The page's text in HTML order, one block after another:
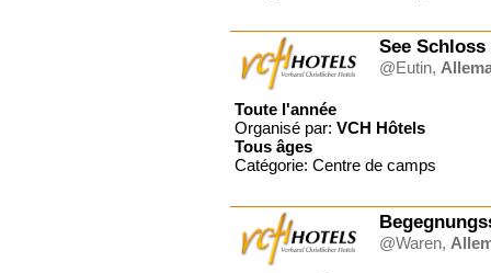
See
@Eutin,
Toute l'année
Organisé par: VCH Hôtels
Tous âges
Catégorie: Centre de camps
@Waren,